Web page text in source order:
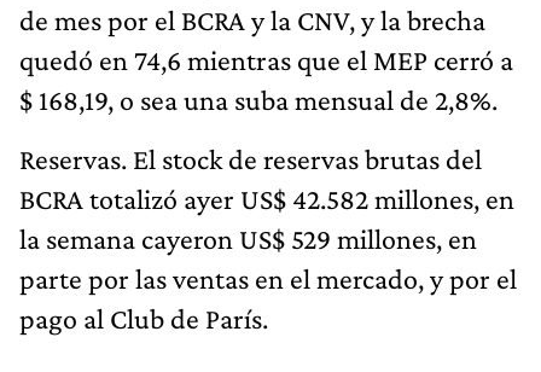
de mes por el BCRA y la CNV, y la brecha
quedó en 74,6 mientras que el MEP cerró a
$ 168,19, o sea una suba mensual de 2,8%.
Reservas. El stock de reservas brutas del
BCRA totalizó ayer US$ 42.582 millones, en
la semana cayeron US$ 529 millones, en
parte por las ventas en el mercado, y por el
pago al Club de París.